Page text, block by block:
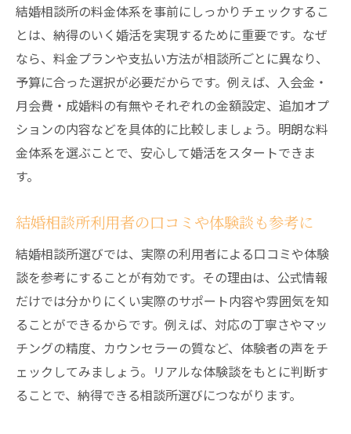
結婚相談所の料金体系を事前にしっかりチェックするこ
とは、納得のいく婚活を実現するために重要です。なぜ
なら、料金プランや支払い方法が相談所ごとに異なり、
予算に合った選択が必要だからです。例えば、入会金・
月会費・成婚料の有無やそれぞれの金額設定、追加オプ
ションの内容などを具体的に比較しましょう。明朗な料
金体系を選ぶことで、安心して婚活をスタートできま
す。
結婚相談所利用者の口コミや体験談も参考に
結婚相談所選びでは、実際の利用者による口コミや体験
談を参考にすることが有効です。その理由は、公式情報
だけでは分かりにくい実際のサポート内容や雰囲気を知
ることができるからです。例えば、対応の丁寧さやマッ
チングの精度、カウンセラーの質など、体験者の声をチ
ェックしてみましょう。リアルな体験談をもとに判断す
ることで、納得できる相談所選びにつながります。